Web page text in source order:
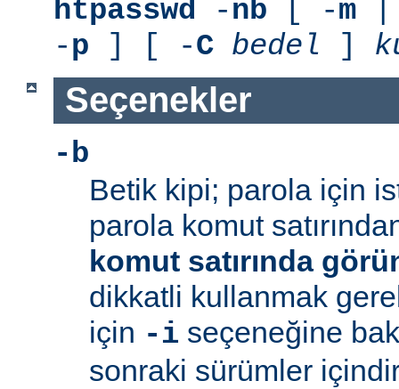
htpasswd -nb [ -m
-p ] [ -C bedel ]
Seçenekler
-b
Betik kipi; parola için
parola komut
komut satırında
dikkatli kullanmak
için -i seçeneğine
sonraki sürümler